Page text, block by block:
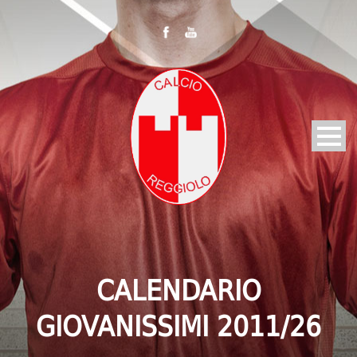
CALENDARIO
GIOVANISSIMI 2011/26